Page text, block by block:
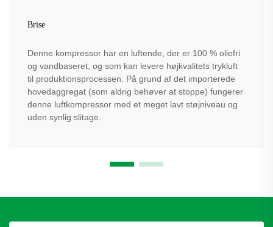
Brise
Denne kompressor har en luftende, der er 100 % oliefri
og vandbaseret, og som kan levere højkvalitets trykluft
til produktionsprocessen. På grund af det importerede
hovedaggregat (som aldrig behøver at stoppe) fungerer
denne luftkompressor med et meget lavt støjniveau og
uden synlig slitage.